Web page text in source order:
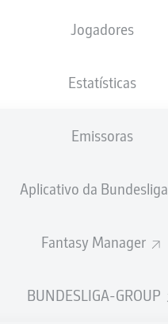
Jogadores
Estatísticas
Emissoras
Aplicativo da Bundesliga
Fantasy Manager
BUNDESLIGA-GROUP
XGOLS